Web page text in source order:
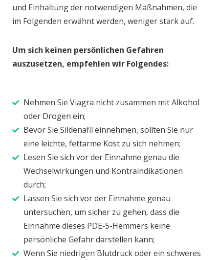
und Einhaltung der notwendigen Maßnahmen, die
im Folgenden erwähnt werden, weniger stark auf.
Um sich keinen persönlichen Gefahren
auszusetzen, empfehlen wir Folgendes:
Nehmen Sie Viagra nicht zusammen mit Alkohol
oder Drogen ein;
Bevor Sie Sildenafil einnehmen, sollten Sie nur
eine leichte, fettarme Kost zu sich nehmen;
Lesen Sie sich vor der Einnahme genau die
Wechselwirkungen und Kontraindikationen
durch;
Lassen Sie sich vor der Einnahme genau
untersuchen, um sicher zu gehen, dass die
Einnahme dieses PDE-5-Hemmers keine
persönliche Gefahr darstellen kann;
Wenn Sie niedrigen Blutdruck oder ein schweres